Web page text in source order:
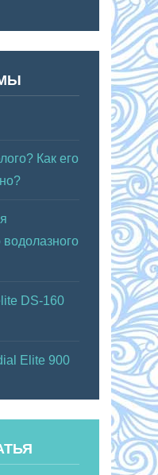
Как его
DS-160
Elite 900